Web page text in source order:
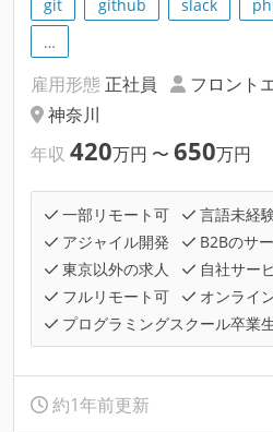
git github slack
…
雇用形態 正社員
フロント
神奈川
年収 420万円 〜 650万円
一部リモート可 言語未経
アジャイル開発
B2Bのサ
東京以外の求人
自社サー
フルリモート可
オンライ
プログラミングスクール卒業
約1年前更新